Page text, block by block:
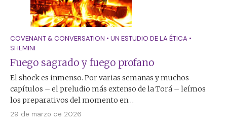
COVENANT & CONVERSATION • UN ESTUDIO DE LA ÉTICA •
SHEMINI
Fuego sagrado y fuego profano
El shock es inmenso. Por varias semanas y muchos
capítulos – el preludio más extenso de la Torá – leímos
los preparativos del momento en…
29 de marzo de 2026